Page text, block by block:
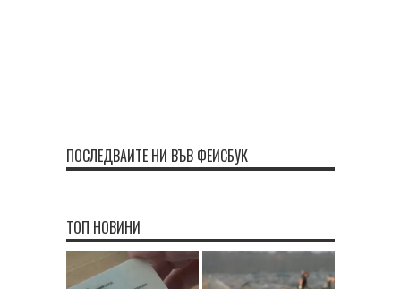
ПОСЛЕДВАЙТЕ НИ ВЪВ ФЕЙСБУК
ТОП НОВИНИ